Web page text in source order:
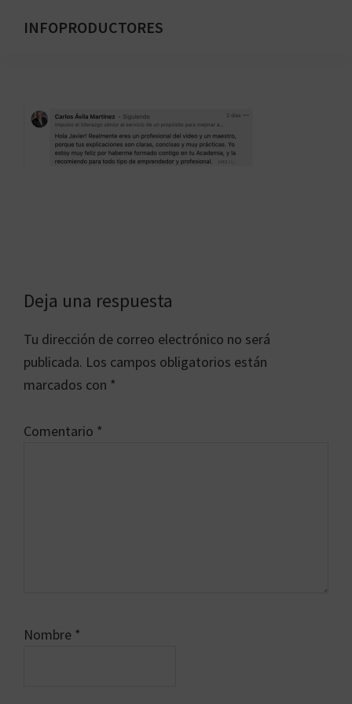
INFOPRODUCTORES
digitales
Interacciones
con
los
lectores
Deja una respuesta
Tu dirección de correo electrónico no será
publicada. Los campos obligatorios están
marcados con *
Comentario *
Nombre *